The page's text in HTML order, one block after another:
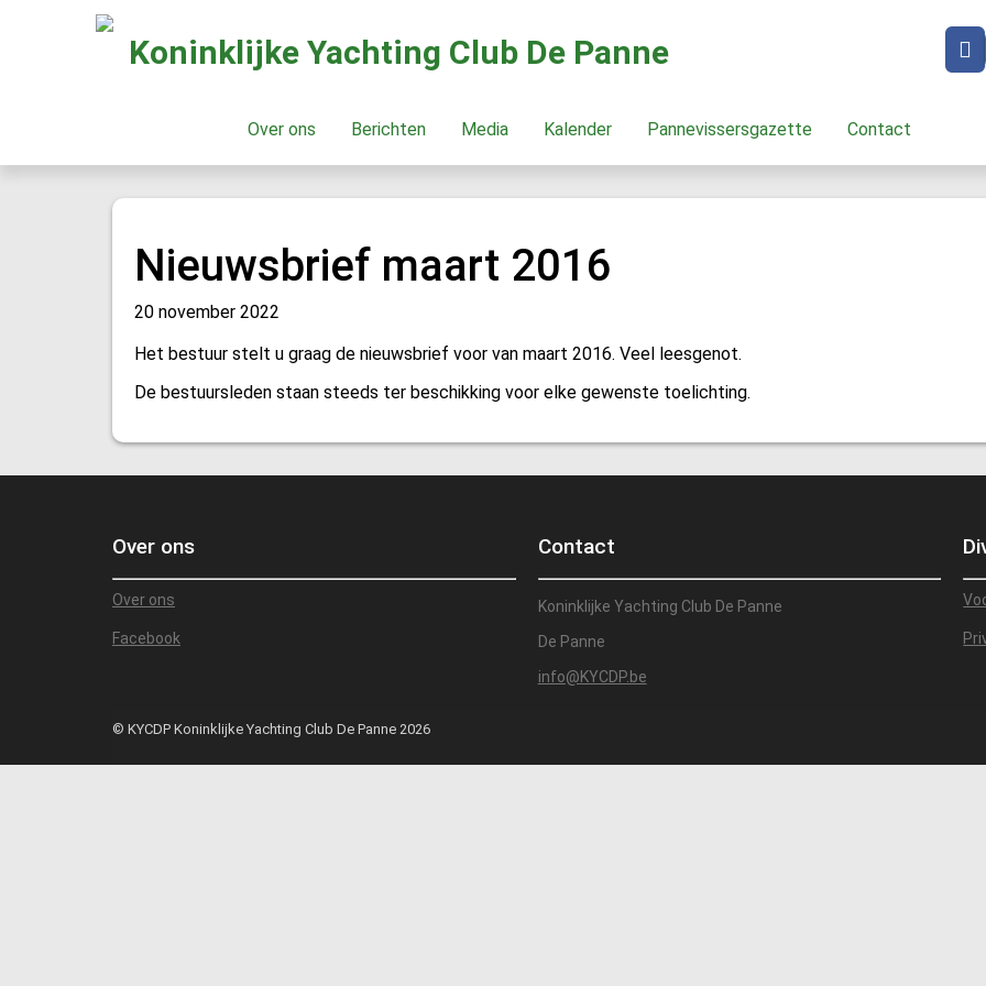
Koninklijke Yachting Club De Panne
Over ons Berichten Media Kalender Pannevissersgazette Contact
Nieuwsbrief maart 2016
20 november 2022
Het bestuur stelt u graag de nieuwsbrief voor van maart 2016. Veel leesgenot.
De bestuursleden staan steeds ter beschikking voor elke gewenste toelichting.
Over ons
Over ons
Facebook
Contact
Koninklijke Yachting Club De Panne
De Panne
info@KYCDP.be
© KYCDP Koninklijke Yachting Club De Panne 2026